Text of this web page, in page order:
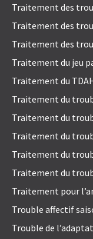
Traitement des
Traitement des
Traitement des
Traitement du jeu
Traitement du
Traitement du
Traitement du
Traitement du
Traitement du
Traitement du
Traitement pour
Trouble affectif
Trouble de